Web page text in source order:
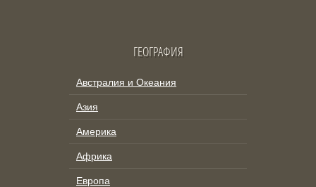
ГЕОГРАФИЯ
Австралия и Океания
Азия
Америка
Африка
Европа